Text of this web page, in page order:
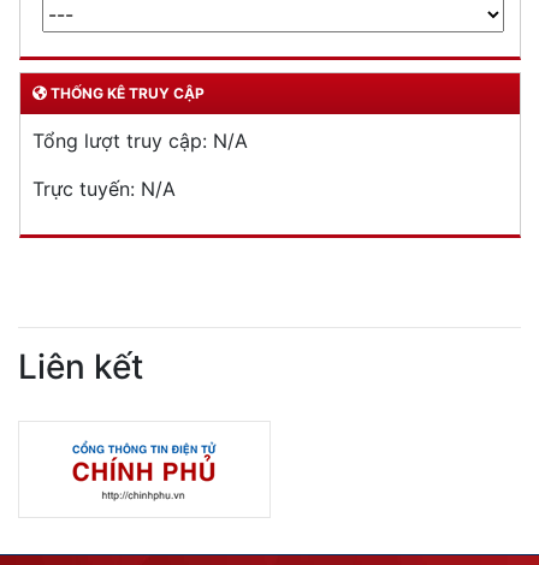
THỐNG KÊ TRUY CẬP
Tổng lượt truy cập: N/A
Trực tuyến: N/A
Liên kết